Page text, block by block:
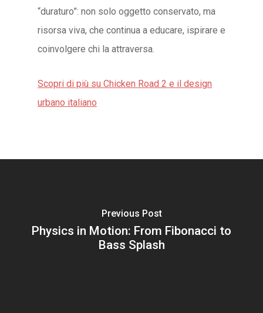
“duraturo”: non solo oggetto conservato, ma
risorsa viva, che continua a educare, ispirare e
coinvolgere chi la attraversa.
Scopri di più su Chicken Road 2 e il design
urbano italiano
Previous Post
Physics in Motion: From Fibonacci to
Bass Splash